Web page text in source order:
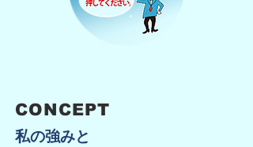
CONCEPT
​私の強みと